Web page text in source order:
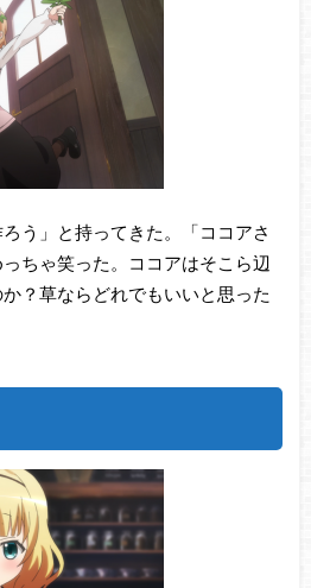
ろう」と持ってきた。「ココアさ
ちゃ笑った。ココアはそこら辺
？草ならどれでもいいと思った